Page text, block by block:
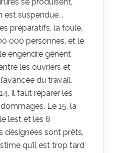
est suspendue. .
préparatifs, la foule,
000 personnes, et le
engendre gênent
les ouvriers et
du travail.
il faut réparer les
Le 15, la
lest et les 6
désignées sont prêts,
qu’il est trop tard